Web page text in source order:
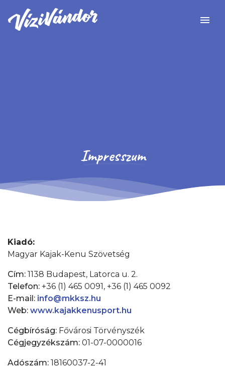
menu
Impresszum
Kiadó:
Magyar Kajak-Kenu Szövetség
Cím: 1138 Budapest, Latorca u. 2.
Telefon: +36 (1) 465 0091, +36 (1) 465 0092
E-mail: info@mkksz.hu
Web: www.kajakkenusport.hu
Cégbíróság: Fővárosi Törvényszék
Cégjegyzékszám: 01-07-0000016
Adószám: 18160037-2-41